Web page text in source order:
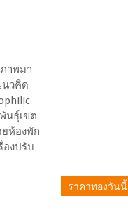
าพมา
นวคิด
นธุ์เขต
ห้องพัก
องปรับ
ราคาทองวันนี้